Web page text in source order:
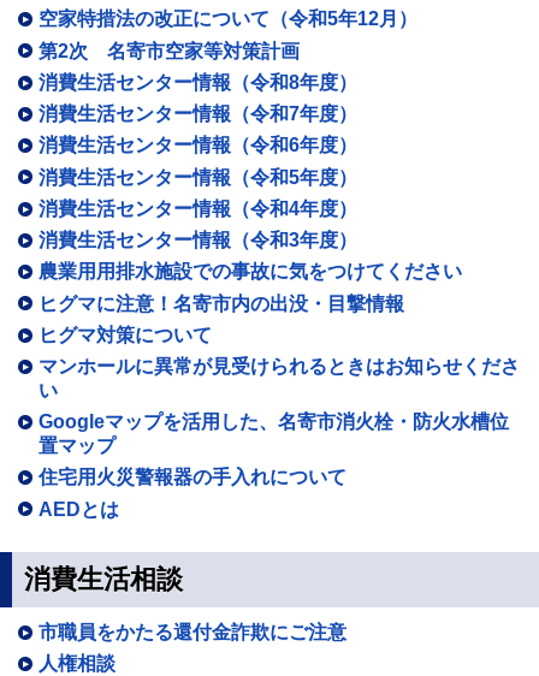
空家特措法の改正について（令和5年12月）
第2次 名寄市空家等対策計画
消費生活センター情報（令和8年度）
消費生活センター情報（令和7年度）
消費生活センター情報（令和6年度）
消費生活センター情報（令和5年度）
消費生活センター情報（令和4年度）
消費生活センター情報（令和3年度）
農業用用排水施設での事故に気をつけてください
ヒグマに注意！名寄市内の出没・目撃情報
ヒグマ対策について
マンホールに異常が見受けられるときはお知らせくださ
い
Googleマップを活用した、名寄市消火栓・防火水槽位
置マップ
住宅用火災警報器の手入れについて
AEDとは
消費生活相談
市職員をかたる還付金詐欺にご注意
人権相談